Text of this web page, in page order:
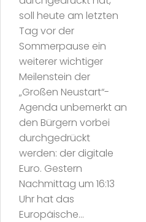
soll heute am letzten
Tag vor der
Sommerpause ein
weiterer wichtiger
Meilenstein der
„Großen Neustart“-
Agenda unbemerkt an
den Bürgern vorbei
durchgedrückt
werden: der digitale
Euro. Gestern
Nachmittag um 16:13
Uhr hat das
Europäische...